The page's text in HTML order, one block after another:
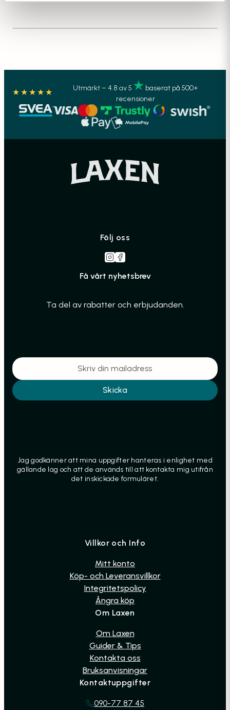
★★★★★ Utmärkt – 4.8 av 5
baserat på 500+
recensioner
Följ oss
Villkor och Info
Mitt konto
Köp- och Leveransvillkor
Integritetspolicy
Ångra köp
Om Laxen
Om Laxen
Guider & Tips
Kontakta oss
Bruksanvisningar
Kontaktuppgifter
090-77 87 45
Få vårt nyhetsbrev
Ta del av rabatter och erbjudanden.
Skicka
Jag godkänner att mina uppgifter hanteras i enlighet med
gällande lag och att de används till att kontakta mig utifrån
det inskickade formuläret.